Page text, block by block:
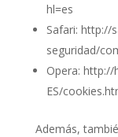
hl=es
Safari: http://
seguridad/
Opera: http://
ES/
Además,